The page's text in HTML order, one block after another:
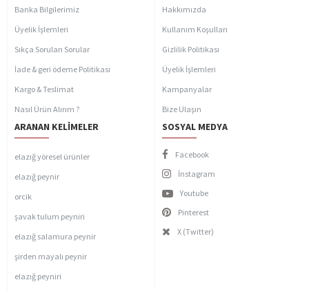
Banka Bilgilerimiz
Üyelik İşlemleri
Sıkça Sorulan Sorular
İade & geri ödeme Politikası
Kargo & Teslimat
Nasıl Ürün Alırım ?
Hakkımızda
Kullanım Koşulları
Gizlilik Politikası
Üyelik İşlemleri
Kampanyalar
Bize Ulaşın
ARANAN KELIMELER
elazığ yöresel ürünler
elazığ peynir
orcik
şavak tulum peyniri
elazığ salamura peynir
şirden mayalı peynir
elazığ peyniri
SOSYAL MEDYA
Facebook
İnstagram
Youtube
Pinterest
X (Twitter)